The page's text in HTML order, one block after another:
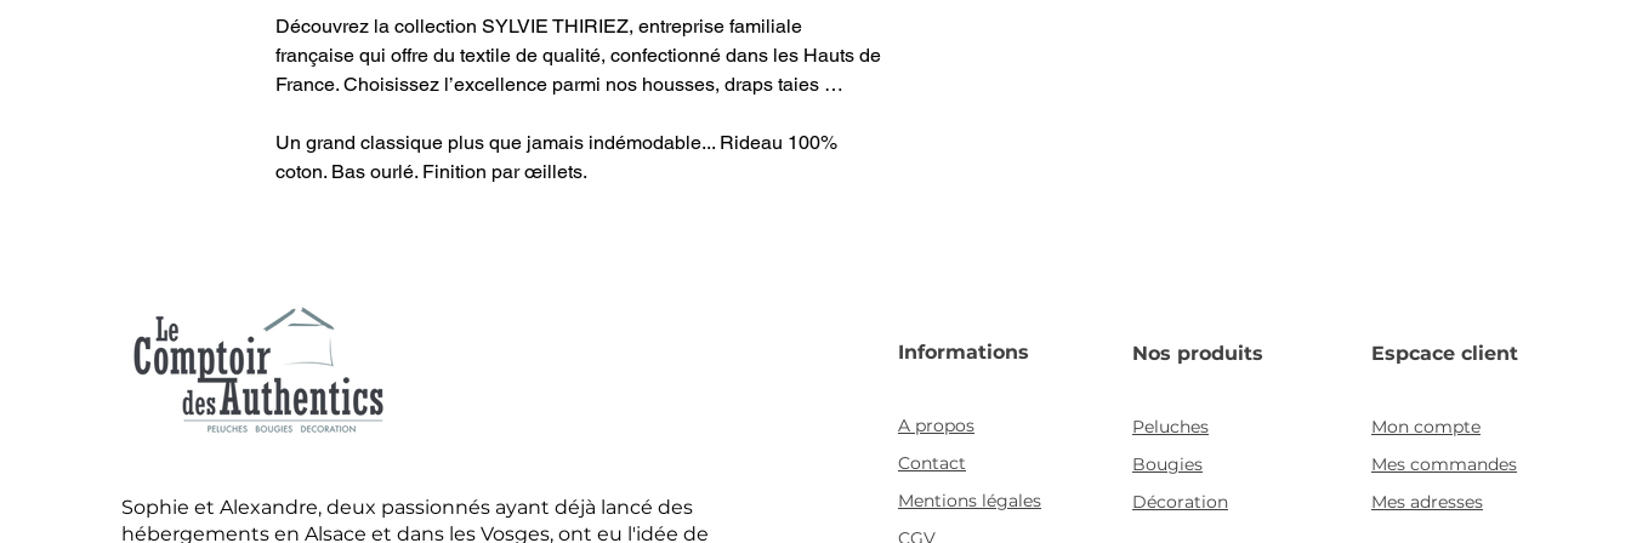
Découvrez la collection SYLVIE THIRIEZ, entreprise familiale
française qui offre du textile de qualité, confectionné dans les Hauts de
France. Choisissez l’excellence parmi nos housses, draps taies …
Un grand classique plus que jamais indémodable... Rideau 100%
coton. Bas ourlé. Finition par œillets.
Sophie et Alexandre, deux passionnés ayant déjà lancé des
hébergements en Alsace et dans les Vosges, ont eu l'idée de
Informations
A propos
Contact
Mentions légales
CGV
Nos produits
Peluches
Bougies
Décoration
Espcace client
Mon compte
Mes commandes
Mes adresses